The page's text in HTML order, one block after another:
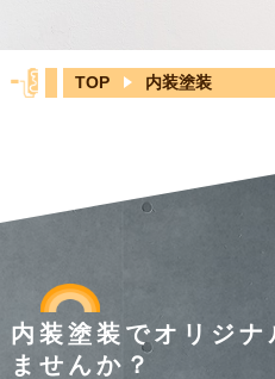
実質負担0円リフ
ブログ
お問い合わせ
TOP 内装塗装
内装塗装でオリジナ
ませんか？